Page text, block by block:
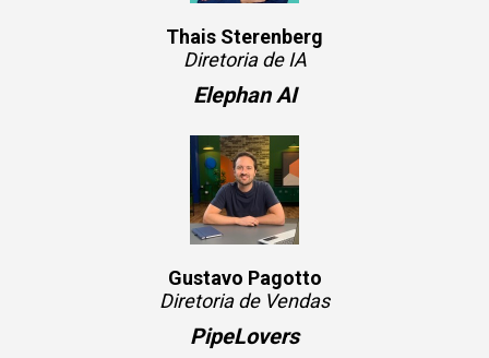
Thais Sterenberg
Diretoria de IA
Elephan AI
Gustavo Pagotto
Diretoria de Vendas
PipeLovers